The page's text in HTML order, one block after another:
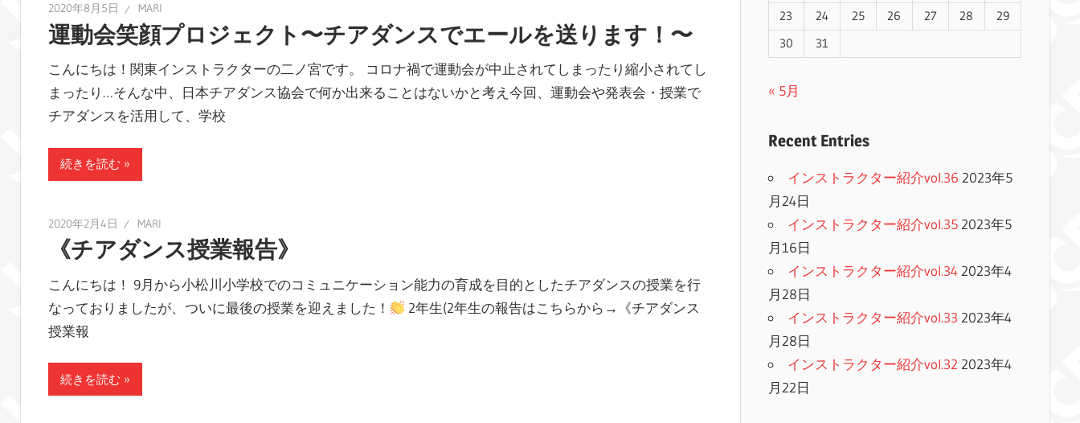
2020年8月5日 MARI
運動会笑顔プロジェクト〜チアダンスでエールを送ります！〜
こんにちは！関東インストラクターの二ノ宮です。 コロナ禍で運動会が中止されてしまったり縮小されてし
まったり…そんな中、日本チアダンス協会で何か出来ることはないかと考え今回、運動会や発表会・授業で
チアダンスを活用して、学校
続きを読む
2020年2月4日 MARI
《チアダンス授業報告》
こんにちは！ 9月から小松川小学校でのコミュニケーション能力の育成を目的としたチアダンスの授業を行
なっておりましたが、ついに最後の授業を迎えました！
2年生(2年生の報告はこちらから→《チアダンス
授業報
続きを読む
23
24 25 26 27 28
29
30
31
« 5月
Recent Entries
インストラクター紹介vol.36 2023年5
月24日
インストラクター紹介vol.35 2023年5
月16日
インストラクター紹介vol.34 2023年4
月28日
インストラクター紹介vol.33 2023年4
月28日
インストラクター紹介vol.32 2023年4
月22日